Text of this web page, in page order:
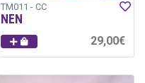
TM011 - CC
NEN
29,00€